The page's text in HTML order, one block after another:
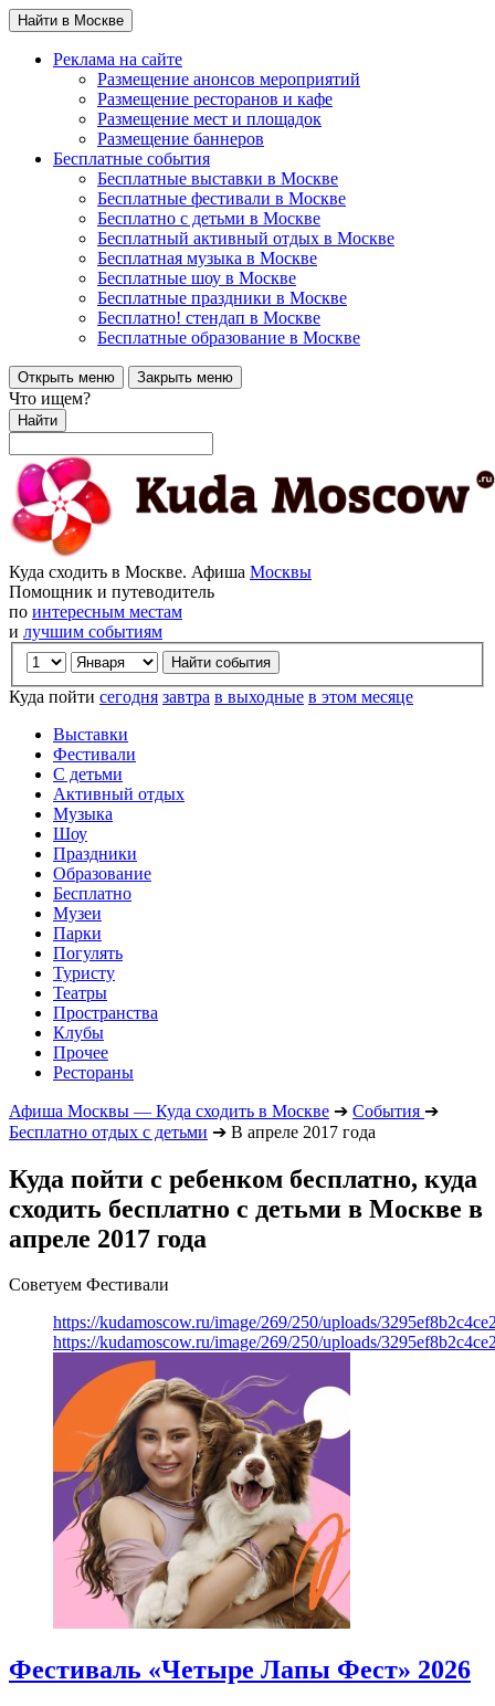
Найти в Москве
Реклама на сайте
Размещение анонсов мероприятий
Размещение ресторанов и кафе
Размещение мест и площадок
Размещение баннеров
Бесплатные события
Бесплатные выставки в Москве
Бесплатные фестивали в Москве
Бесплатно с детьми в Москве
Бесплатный активный отдых в Москве
Бесплатная музыка в Москве
Бесплатные шоу в Москве
Бесплатные праздники в Москве
Бесплатно! стендап в Москве
Бесплатные образование в Москве
Открыть меню Закрыть меню
Что ищем?
Найти
Куда сходить в Москве. Афиша Москвы
Помощник и путеводитель
по интересным местам
и лучшим событиям
Куда пойти сегодня завтра в выходные в этом месяце
Выставки
Фестивали
С детьми
Активный отдых
Музыка
Шоу
Праздники
Образование
Бесплатно
Музеи
Парки
Погулять
Туристу
Театры
Пространства
Клубы
Прочее
Рестораны
Афиша Москвы — Куда сходить в Москве ➔ События ➔
Бесплатно отдых с детьми ➔ В апреле 2017 года
Куда пойти с ребенком бесплатно, куда
сходить бесплатно с детьми в Москве в
апреле 2017 года
Советуем Фестивали
https://kudamoscow.ru/image/269/250/uploads/
https://kudamoscow.ru/image/269/250/uploads/
Фестиваль «Четыре Лапы Фест» 2026